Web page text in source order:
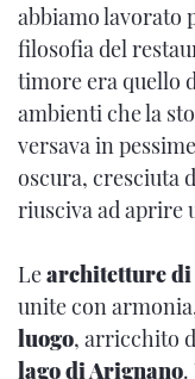
abbiamo lavorato
filosofia del
timore era quello
ambienti che la
versava in
oscura, cresciuta
riusciva ad aprire
Learchitetture di
unite con
luogo, arricchito
lago di Arignano.